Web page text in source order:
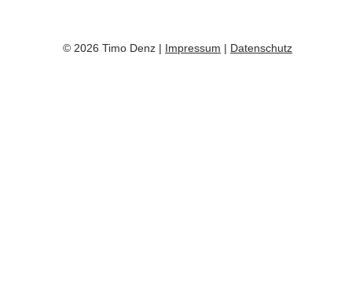
© 2026 Timo Denz | Impressum | Datenschutz